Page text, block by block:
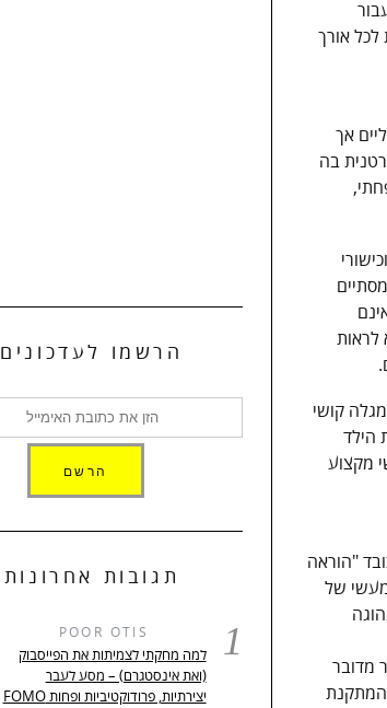
אורך
אך
בה
לראות
קושי
הילד
מקצוע
"הוראה
של
מדובר
המתקנת
הרשמו לעדכונים
תגובות אחרונות
1
POOR OTIS
למה מחקתי לצמיתות את הפייסבוק
(ואת אינסטגרם) – מסע לעבר
יצירתיות, פרודוקטיביות ופחות FOMO